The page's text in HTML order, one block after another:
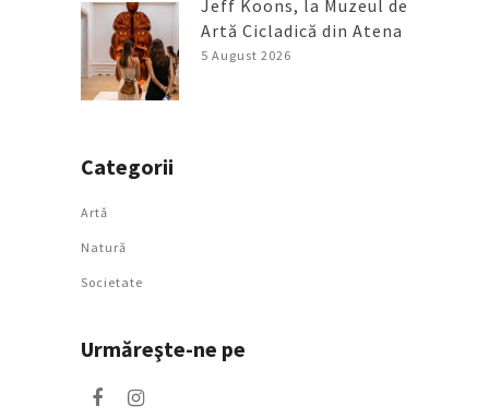
Jeff Koons, la Muzeul de
Artă Cicladică din Atena
5 August 2026
Categorii
Artǎ
Natură
Societate
Urmăreşte-ne pe